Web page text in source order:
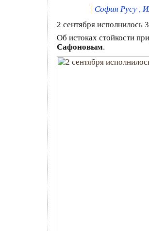
София Русу ,
2 сентября исполнилось
Об истоках стойкости
Сафоновым.